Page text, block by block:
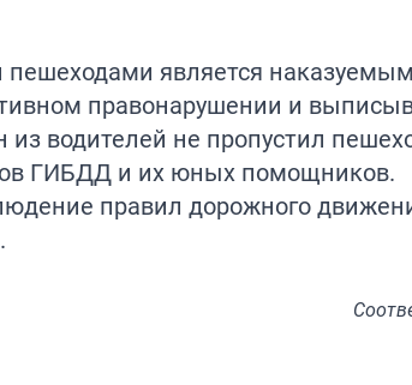
является
правонарушении и
водителей не пропустил
ГИБДД и их юных помощников.
правил дорожного